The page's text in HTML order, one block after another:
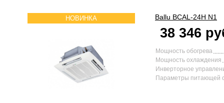
НОВИНКА Ballu BCAL-24H N1
38 346
Мощность обогрева
Мощность охлаждения
Инверторное
Параметры питающей